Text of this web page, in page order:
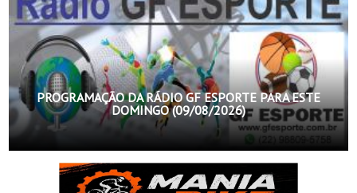
PROGRAMAÇÃO DA RÁDIO GF ESPORTE PARA ESTE
DOMINGO (09/08/2026)